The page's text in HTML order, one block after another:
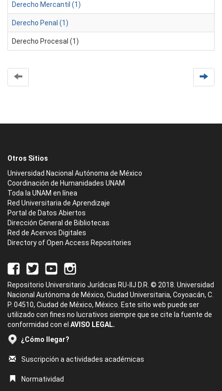
Derecho Mercantil (1)
Derecho Penal (1)
Derecho Procesal (1)
Otros Sitios
Universidad Nacional Autónoma de México
Coordinación de Humanidades UNAM
Toda la UNAM en línea
Red Universitaria de Aprendizaje
Portal de Datos Abiertos
Dirección General de Bibliotecas
Red de Acervos Digitales
Directory of Open Access Repositories
Repositorio Universitario Jurídicas RU-IIJ D.R. © 2018. Universidad
Nacional Autónoma de México, Ciudad Universitaria, Coyoacán, C.
P. 04510, Ciudad de México, México. Este sitio web puede ser
utilizado con fines no lucrativos siempre que se cite la fuente de
conformidad con el AVISO LEGAL.
¿Cómo llegar?
Suscripción a actividades académicas
Normatividad